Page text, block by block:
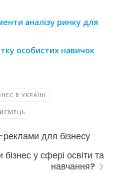
аналізу ринку для
особистих навичок
В УКРАЇНІ
для бізнесу
у сфері освіти та
навчання?